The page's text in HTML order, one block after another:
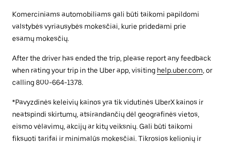
Komerciniams automobiliams gali būti taikomi papildomi
valstybės vyriausybės mokesčiai, kurie pridedami prie
esamų mokesčių.
After the driver has ended the trip, please report any feedback
when rating your trip in the Uber app, visiting help.uber.com, or
calling 800-664-1378.
*Pavyzdinės keleivių kainos yra tik vidutinės UberX kainos ir
neatspindi skirtumų, atsirandančių dėl geografinės vietos,
eismo vėlavimų, akcijų ar kitų veiksnių. Gali būti taikomi
fiksuoti tarifai ir minimalūs mokesčiai. Tikrosios kelionių ir